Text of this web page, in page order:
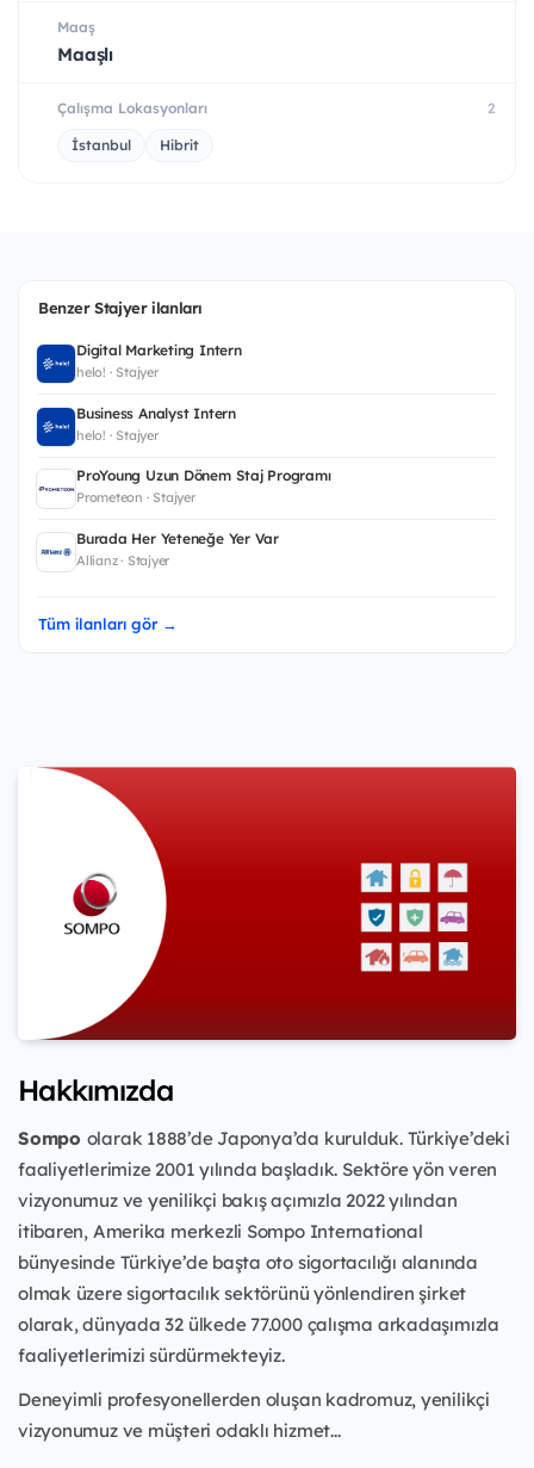
Maaş
Maaşlı
Çalışma Lokasyonları 2
İstanbul Hibrit
Benzer Stajyer ilanları
Digital Marketing Intern
helo! · Stajyer
Business Analyst Intern
helo! · Stajyer
ProYoung Uzun Dönem Staj Programı
Prometeon · Stajyer
Burada Her Yeteneğe Yer Var
Allianz · Stajyer
Tüm ilanları gör →
Hakkımızda
Sompo olarak 1888’de Japonya’da kurulduk. Türkiye’deki
faaliyetlerimize 2001 yılında başladık. Sektöre yön veren
vizyonumuz ve yenilikçi bakış açımızla 2022 yılından
itibaren, Amerika merkezli Sompo International
bünyesinde Türkiye’de başta oto sigortacılığı alanında
olmak üzere sigortacılık sektörünü yönlendiren şirket
olarak, dünyada 32 ülkede 77.000 çalışma arkadaşımızla
faaliyetlerimizi sürdürmekteyiz.
Deneyimli profesyonellerden oluşan kadromuz, yenilikçi
vizyonumuz ve müşteri odaklı hizmet...